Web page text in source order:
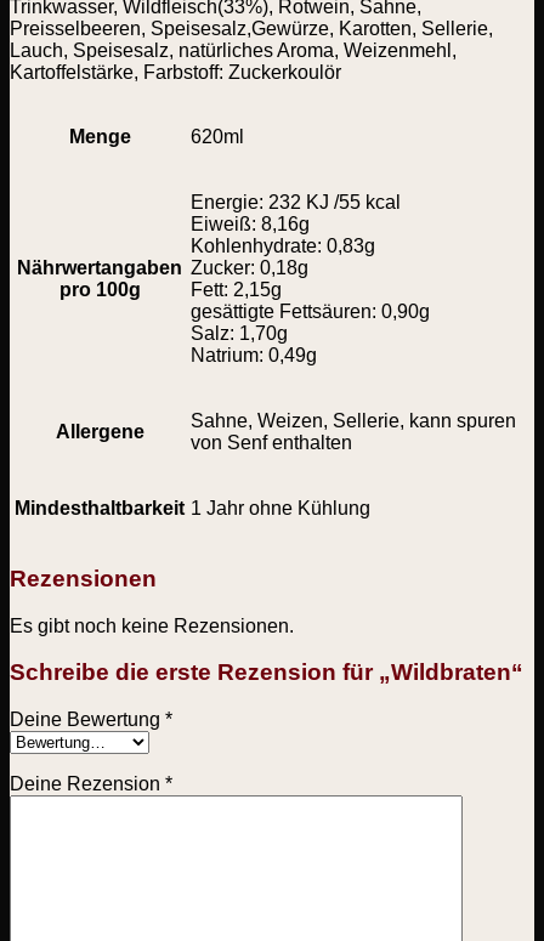
Trinkwasser, Wildfleisch(33%), Rotwein, Sahne,
Preisselbeeren, Speisesalz,Gewürze, Karotten, Sellerie,
Lauch, Speisesalz, natürliches Aroma, Weizenmehl,
Kartoffelstärke, Farbstoff: Zuckerkoulör
Menge 620ml
Nährwertangaben
pro 100g
Energie: 232 KJ /55 kcal
Eiweiß: 8,16g
Kohlenhydrate: 0,83g
Zucker: 0,18g
Fett: 2,15g
gesättigte Fettsäuren: 0,90g
Salz: 1,70g
Natrium: 0,49g
Allergene
Sahne, Weizen, Sellerie, kann spuren
von Senf enthalten
Mindesthaltbarkeit 1 Jahr ohne Kühlung
Rezensionen
Es gibt noch keine Rezensionen.
Schreibe die erste Rezension für „Wildbraten“
Deine Bewertung *
Deine Rezension *